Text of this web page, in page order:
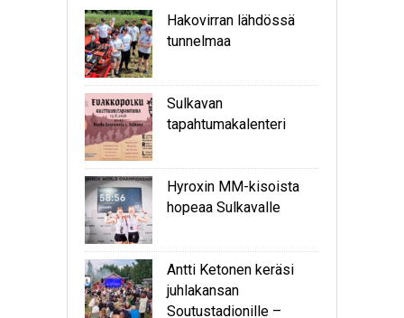
Hakovirran lähdössä
tunnelmaa
Sulkavan
tapahtumakalenteri
Hyroxin MM-kisoista
hopeaa Sulkavalle
Antti Ketonen keräsi
juhlakansan
Soutustadionille –